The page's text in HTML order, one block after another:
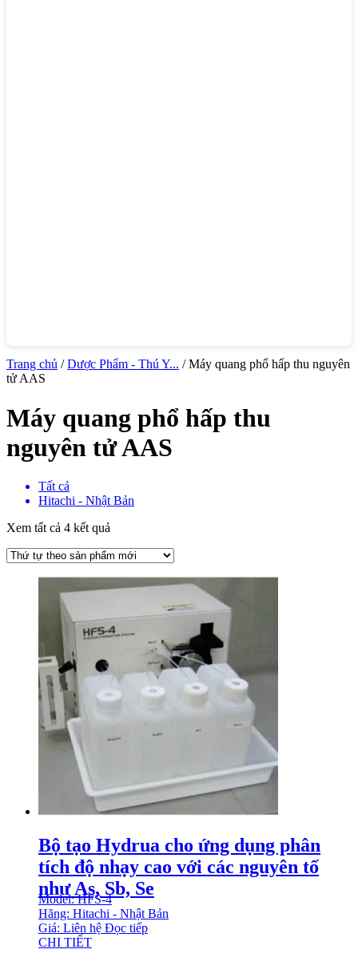
Trang chủ /Dược Phẩm - Thú Y... / Máy quang phổ hấp thu nguyên
tử AAS
Máy quang phổ hấp thu
nguyên tử AAS
Tất cả
Hitachi - Nhật Bản
Xem tất cả 4 kết quả
Bộ tạo Hydrua cho ứng dụng phân
tích độ nhạy cao với các nguyên tố
như As, Sb, Se
Model: HFS-4
Hãng: Hitachi - Nhật Bản
Giá: Liên hệ Đọc tiếp
CHI TIẾT